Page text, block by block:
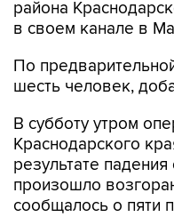
района
в своем канале в
По
шесть человек,
В субботу утром
Краснодарского
результате
произошло
сообщалось о пяти